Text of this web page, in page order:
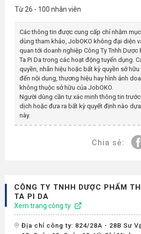
Từ 26 - 100 nhân viên
Các thông tin được cung cấp chỉ nhằm
dùng tham khảo, JobOKO không đại diện
quan tới doanh nghiệp Công Ty Tnhh Dược
Ta Pi Da trong các hoạt động tuyển dụng.
quyền, nhãn hiệu hoặc bất kỳ quyền sở
đến nội dung, thương hiệu hay hình ảnh
không thuộc sở hữu của JobOKO.
Người dùng cần tự xác minh thông tin
dịch hoặc đưa ra bất kỳ quyết định nào
này.
Chia sẻ:
CÔNG TY TNHH DƯỢC PHẨM
TA PI DA
Xem trang công ty
Địa chỉ công ty: 824/28A - 28B Sư